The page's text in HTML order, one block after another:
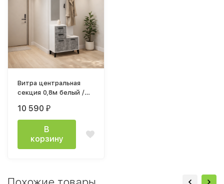
Витра центральная
секция 0,8м белый /
10 590 ₽
В
корзину